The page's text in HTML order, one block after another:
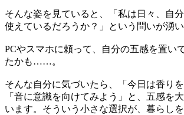
そんな姿を見ていると、「私は日々、自
使えているだろうか？」という問いが湧い
PCやスマホに頼って、自分の五感を置い
たかも……。
そんな自分に気づいたら、「今日は香りを
「音に意識を向けてみよう」と、五感を
います。そういう小さな選択が、暮らし